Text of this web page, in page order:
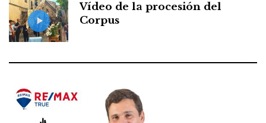
Vídeo de la procesión del
Corpus